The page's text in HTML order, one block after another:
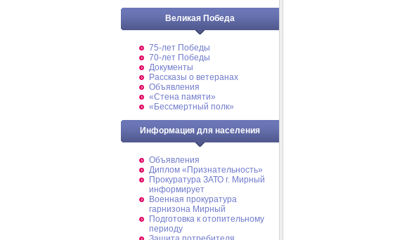
Великая Победа
75-лет Победы
70-лет Победы
Документы
Рассказы о ветеранах
Объявления
«Стена памяти»
«Бессмертный полк»
Информация для населения
Объявления
Диплом «Признательность»
Прокуратура ЗАТО г. Мирный
информирует
Военная прокуратура
гарнизона Мирный
Подготовка к отопительному
периоду